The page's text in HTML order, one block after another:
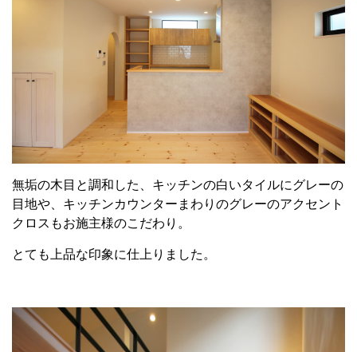
無垢の木目と調和した、キッチンの白いタイルにグレーの
目地や、キッチンカウンターまわりのグレーのアクセント
クロスもお施主様のこだわり。
とても上品な印象に仕上りました。